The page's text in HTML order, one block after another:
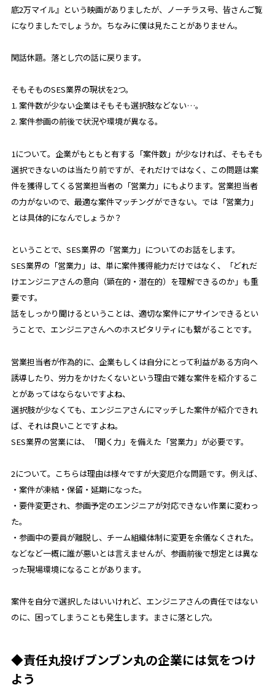
底2万マイル』という映画がありましたが、ノーチラス号、皆さんご覧
になりましたでしょうか。ちなみに僕は見たことがありません。
閑話休題。落とし穴の話に戻ります。
そもそものSES業界の現状を2つ。
1. 案件数が少ない企業はそもそも選択肢などない…。
2. 案件参画の前後で状況や環境が異なる。
1について。企業がもともと有する「案件数」が少なければ、そもそも
選択できないのは当たり前ですが、それだけではなく、この問題は案
件を獲得してくる営業担当者の「営業力」にもよります。営業担当者
の力がないので、最適な案件マッチングができない。では「営業力」
とは具体的になんでしょうか？
ということで、SES業界の「営業力」についてのお話をします。
SES業界の「営業力」は、単に案件獲得能力だけではなく、「どれだ
けエンジニアさんの意向（顕在的・潜在的）を理解できるのか」も重
要です。
話をしっかり聞けるということは、適切な案件にアサインできるとい
うことで、エンジニアさんへのホスピタリティにも繋がることです。
営業担当者が作為的に、企業もしくは自分にとって利益がある方向へ
誘導したり、労力をかけたくないという理由で雑な案件を紹介するこ
とがあってはならないですよね、
選択肢が少なくても、エンジニアさんにマッチした案件が紹介できれ
ば、それは良いことですよね。
SES業界の営業には、「聞く力」を備えた「営業力」が必要です。
2について。こちらは理由は様々ですが大変厄介な問題です。例えば、
・案件が凍結・保留・延期になった。
・要件変更され、参画予定のエンジニアが対応できない作業に変わっ
た。
・参画中の要員が離脱し、チーム組織体制に変更を余儀なくされた。
などなど一概に誰が悪いとは言えませんが、参画前後で想定とは異な
った現場環境になることがあります。
案件を自分で選択したはいいけれど、エンジニアさんの責任ではない
のに、困ってしまうことも発生します。まさに落とし穴。
◆責任丸投げブンブン丸の企業には気をつけ
よう